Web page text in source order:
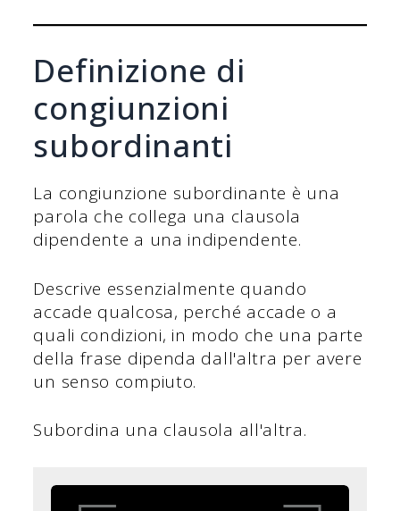
Definizione di
congiunzioni
subordinanti
La congiunzione subordinante è una
parola che collega una clausola
dipendente a una indipendente.
Descrive essenzialmente quando
accade qualcosa, perché accade o a
quali condizioni, in modo che una parte
della frase dipenda dall'altra per avere
un senso compiuto.
Subordina una clausola all'altra.